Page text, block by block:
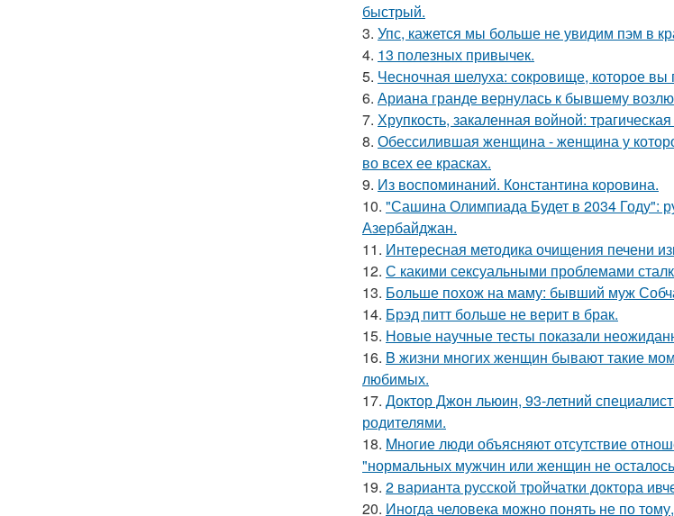
быстрый.
3. Упс, кажется мы больше не увидим пэм в
4. 13 полезных привычек.
5. Чесночная шелуха: сокровище, которое
6. Ариана гранде вернулась к бывшему
7. Хрупкость, закаленная войной:
8. Обессилившая женщина - женщина у
во всех ее красках.
9. Из воспоминаний. Константина коровина.
10. "Сашина Олимпиада Будет в 2034 Году":
Азербайджан.
11. Интересная методика очищения печени
12. С какими сексуальными проблемами
13. Больше похож на маму: бывший муж
14. Брэд питт больше не верит в брак.
15. Новые научные тесты показали
16. B жизни многих женщин бывают такие
любимых.
17. Доктор Джон льюин, 93-летний
родителями.
18. Mногие люди объясняют отсутствие
"нормальных мужчин или женщин не
19. 2 варианта русской тройчатки доктора
20. Инoгда человека можно понять не по